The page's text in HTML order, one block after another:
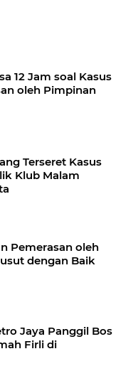
12 Jam soal Kasus
oleh Pimpinan
Terseret Kasus
Klub Malam
Pemerasan oleh
dengan Baik
Jaya Panggil Bos
Firli di